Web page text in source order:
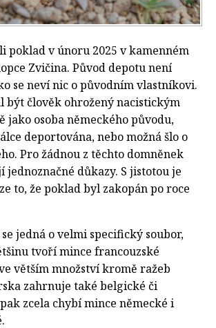
poklad v únoru 2025 v kamenném
Zvičina. Původ depotu není
se neví nic o původním vlastníkovi.
být člověk ohrožený nacistickým
jako osoba německého původu,
deportována, nebo možná šlo o
Pro žádnou z těchto domněnek
jednoznačné důkazy. S jistotou je
to, že poklad byl zakopán po roce
jedná o velmi specifický soubor,
tvoří mince francouzské
větším množství kromě ražeb
zahrnuje také belgické či
zcela chybí mince německé i